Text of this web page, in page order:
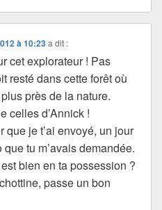
à 10:23 a dit :
cet explorateur ! Pas
resté dans cette forêt où
près de la nature.
celles d’Annick !
que je t’ai envoyé, un jour
tu m’avais demandée.
est bien en ta possession ?
passe un bon